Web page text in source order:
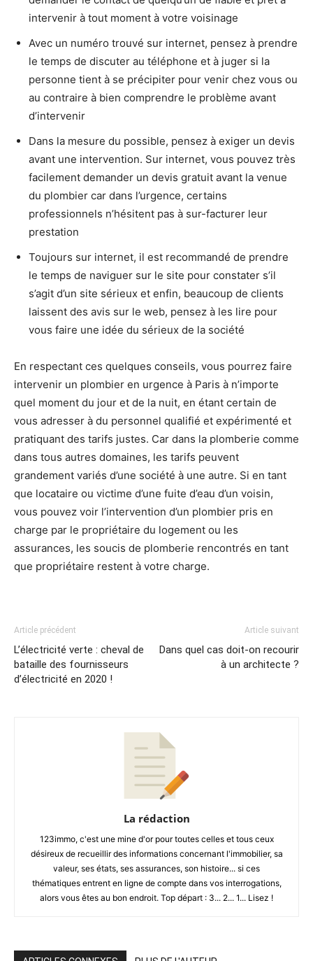
intervenir à tout moment à votre voisinage
Avec un numéro trouvé sur internet, pensez à prendre
le temps de discuter au téléphone et à juger si la
personne tient à se précipiter pour venir chez vous ou
au contraire à bien comprendre le problème avant
d’intervenir
Dans la mesure du possible, pensez à exiger un devis
avant une intervention. Sur internet, vous pouvez très
facilement demander un devis gratuit avant la venue
du plombier car dans l’urgence, certains
professionnels n’hésitent pas à sur-facturer leur
prestation
Toujours sur internet, il est recommandé de prendre
le temps de naviguer sur le site pour constater s’il
s’agit d’un site sérieux et enfin, beaucoup de clients
laissent des avis sur le web, pensez à les lire pour
vous faire une idée du sérieux de la société
En respectant ces quelques conseils, vous pourrez faire
intervenir un plombier en urgence à Paris à n’importe
quel moment du jour et de la nuit, en étant certain de
vous adresser à du personnel qualifié et expérimenté et
pratiquant des tarifs justes. Car dans la plomberie comme
dans tous autres domaines, les tarifs peuvent
grandement variés d’une société à une autre. Si en tant
que locataire ou victime d’une fuite d’eau d’un voisin,
vous pouvez voir l’intervention d’un plombier pris en
charge par le propriétaire du logement ou les
assurances, les soucis de plomberie rencontrés en tant
que propriétaire restent à votre charge.
Article précédent
L’électricité verte : cheval de
bataille des fournisseurs
d’électricité en 2020 !
Article suivant
Dans quel cas doit-on recourir
à un architecte ?
La rédaction
123immo, c'est une mine d'or pour toutes celles et tous ceux
désireux de recueillir des informations concernant l'immobilier, sa
valeur, ses états, ses assurances, son histoire... si ces
thématiques entrent en ligne de compte dans vos interrogations,
alors vous êtes au bon endroit. Top départ : 3... 2... 1... Lisez !